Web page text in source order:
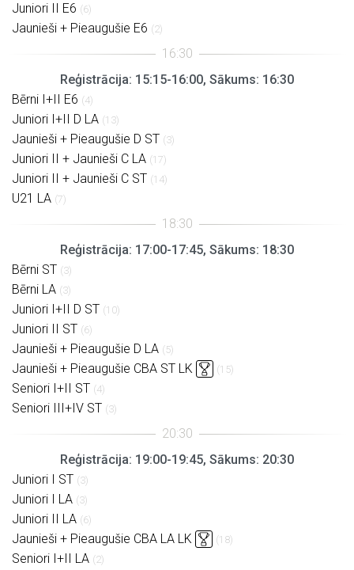
Juniori II E6 (6)
Jaunieši + Pieaugušie E6 (2)
Reģistrācija: 15:15-16:00, Sākums: 16:30
Bērni I+II E6 (4)
Juniori I+II D LA (13)
Jaunieši + Pieaugušie D ST (3)
Juniori II + Jaunieši C LA (17)
Juniori II + Jaunieši C ST (14)
U21 LA (7)
Reģistrācija: 17:00-17:45, Sākums: 18:30
Bērni ST (3)
Bērni LA (3)
Juniori I+II D ST (10)
Juniori II ST (6)
Jaunieši + Pieaugušie D LA (5)
Jaunieši + Pieaugušie CBA ST LK (15)
Seniori I+II ST (4)
Seniori III+IV ST (3)
Reģistrācija: 19:00-19:45, Sākums: 20:30
Juniori I ST (3)
Juniori I LA (3)
Juniori II LA (6)
Jaunieši + Pieaugušie CBA LA LK (18)
Seniori I+II LA (2)